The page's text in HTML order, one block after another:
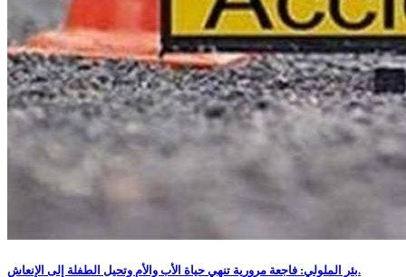
بئر الملولي: فاجعة مرورية تنهي حياة الأب والأم وتحيل الطفلة إلى الإنعاش.